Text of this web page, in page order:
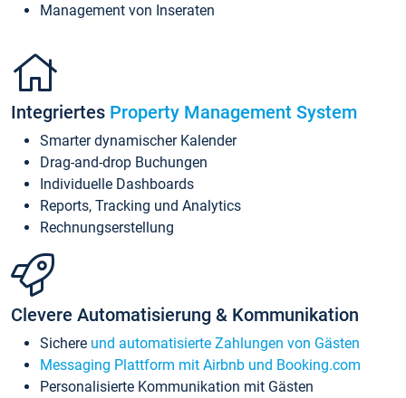
Management von Inseraten
Integriertes Property Management System
Smarter dynamischer Kalender
Drag-and-drop Buchungen
Individuelle Dashboards
Reports, Tracking und Analytics
Rechnungserstellung
Clevere Automatisierung & Kommunikation
Sichere und automatisierte Zahlungen von Gästen
Messaging Plattform mit Airbnb und Booking.com
Personalisierte Kommunikation mit Gästen